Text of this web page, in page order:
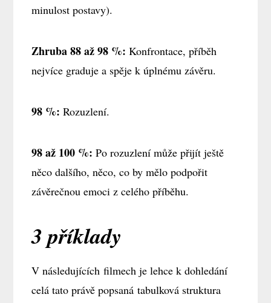
minulost postavy).
Zhruba 88 až 98 %: Konfrontace, příběh
nejvíce graduje a spěje k úplnému závěru.
98 %: Rozuzlení.
98 až 100 %: Po rozuzlení může přijít ještě
něco dalšího, něco, co by mělo podpořit
závěrečnou emoci z celého příběhu.
3 příklady
V následujících filmech je lehce k dohledání
celá tato právě popsaná tabulková struktura